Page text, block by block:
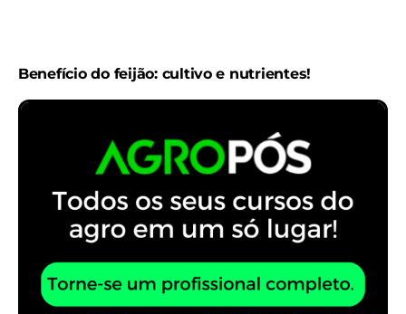
Benefício do feijão: cultivo e nutrientes!